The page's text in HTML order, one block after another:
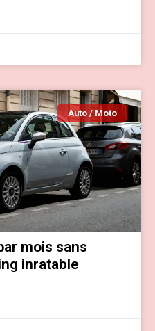
Auto / Moto
mois sans
inratable